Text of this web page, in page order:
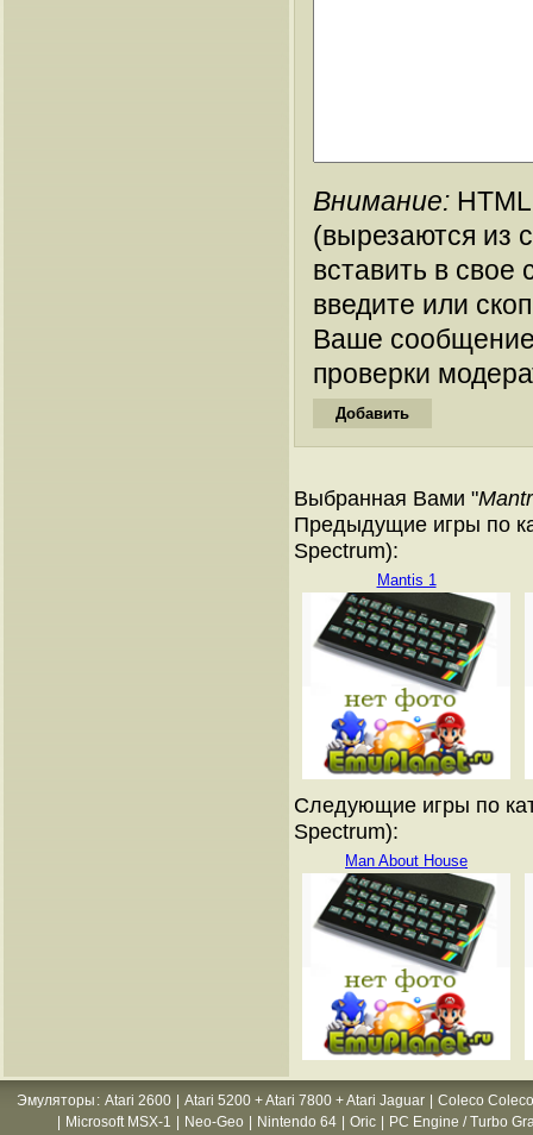
Внимание:
(вырезаются из
вставить в
введите или
Ваше
проверки
Выбранная Вами "
Предыдущие игры по
Spectrum):
Mantis 1
Следующие игры по
Spectrum):
Man About House
Эмуляторы : Atari 2600 Atari 5200 + Atari 7800 + Atari Jaguar
Coleco
Microsoft MSX-1 Neo-Geo Nintendo 64 Oric PC Engine / Turbo